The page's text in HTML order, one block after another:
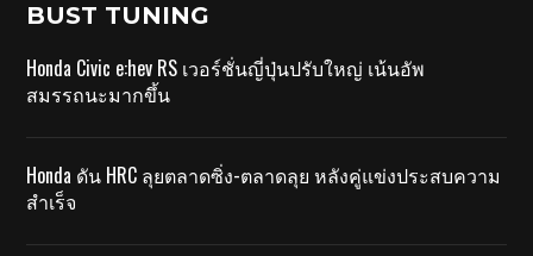
BUST TUNING
Honda Civic e:hev RS เวอร์ชั่นญี่ปุ่นปรับใหญ่ เน้นอัพ
สมรรถนะมากขึ้น
Honda ดัน HRC ลุยตลาดซิ่ง-ตลาดลุย หลังคู่แข่งประสบความ
สำเร็จ